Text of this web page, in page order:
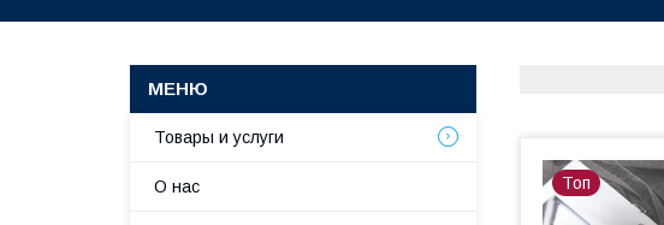
Топ
Товары и услуги
О нас